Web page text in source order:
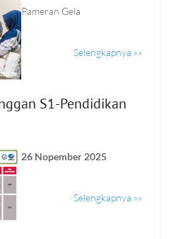
Pameran Gela
Selengkapnya »»
S1-Pendidikan
26 Nopember 2025
Selengkapnya »»